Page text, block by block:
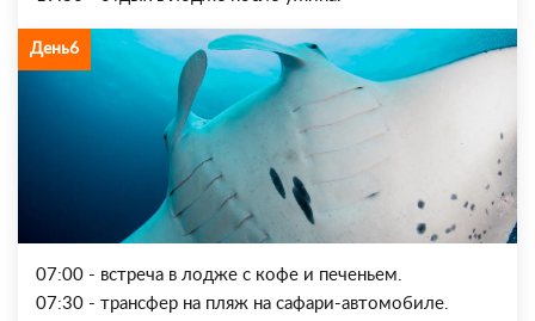
День6
07:00 - встреча в лодже с кофе и печеньем.
07:30 - трансфер на пляж на сафари-автомобиле.